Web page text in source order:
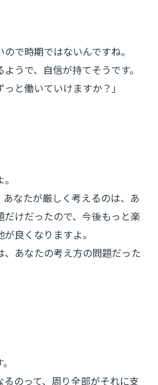
ので時期ではないんですね。
うで、自信が持てそうです。
と働いていけますか？」
なたが厳しく考えるのは、あ
けだったので、今後もっと楽
良くなりますよ。
、あなたの考え方の問題だった
のって、周り全部がそれに支